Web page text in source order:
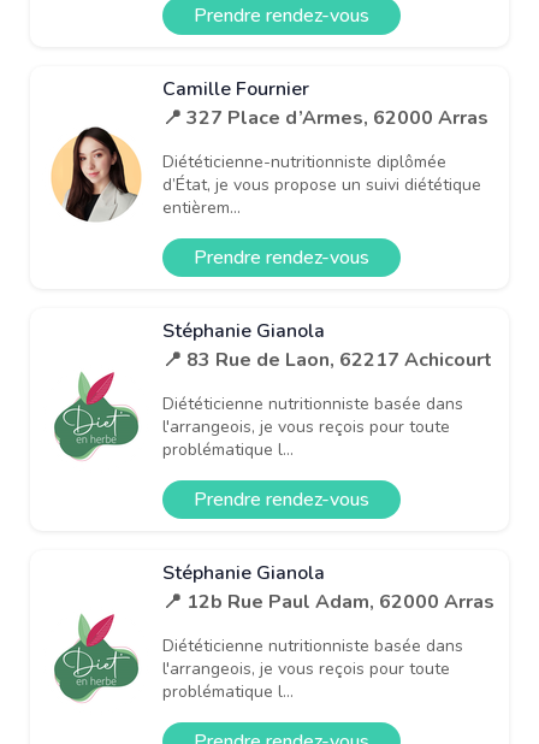
Prendre rendez-vous
Camille Fournier
📍 327 Place d’Armes, 62000 Arras
Diététicienne-nutritionniste diplômée
d’État, je vous propose un suivi diététique
entièrem...
Prendre rendez-vous
Stéphanie Gianola
📍 83 Rue de Laon, 62217 Achicourt
Diététicienne nutritionniste basée dans
l'arrangeois, je vous reçois pour toute
problématique l...
Prendre rendez-vous
Stéphanie Gianola
📍 12b Rue Paul Adam, 62000 Arras
Diététicienne nutritionniste basée dans
l'arrangeois, je vous reçois pour toute
problématique l...